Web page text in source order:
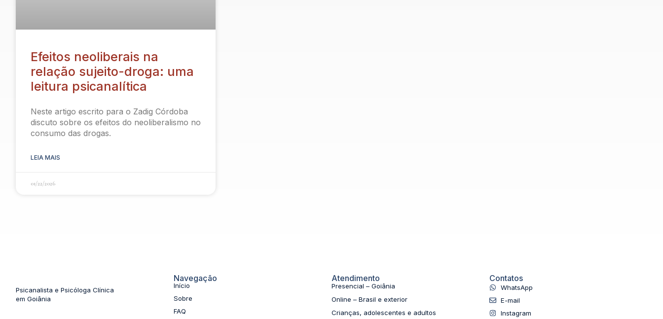
Efeitos neoliberais na
relação sujeito-droga: uma
leitura psicanalítica
Neste artigo escrito para o Zadig Córdoba
discuto sobre os efeitos do neoliberalismo no
consumo das drogas.
LEIA MAIS
01/22/2026
Psicanalista e Psicóloga Clínica
em Goiânia
Navegação
Início
Sobre
FAQ
Atendimento
Presencial – Goiânia
Online – Brasil e exterior
Crianças, adolescentes e adultos
Contatos
WhatsApp
E-mail
Instagram